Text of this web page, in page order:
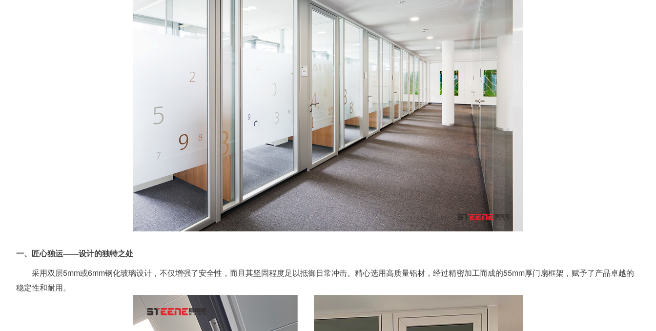
一、匠心独运——设计的独特之处
采用双层5mm或6mm钢化玻璃设计，不仅增强了安全性，而且其坚固程度足以抵御日常冲击。精心选用高质量铝材，经过精密加工而成的55mm厚门扇框架，赋予了产品卓越的
稳定性和耐用。